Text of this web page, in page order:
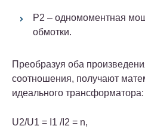
P2 – одномоментная
обмотки.
Преобразуя оба
соотношения, получают
идеального трансформатора:
U2/U1 = I1 /I2 = n,